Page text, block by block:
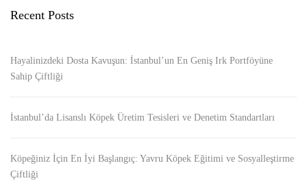
Recent Posts
Hayalinizdeki Dosta Kavuşun: İstanbul’un En Geniş Irk Portföyüne
Sahip Çiftliği
İstanbul’da Lisanslı Köpek Üretim Tesisleri ve Denetim Standartları
Köpeğiniz İçin En İyi Başlangıç: Yavru Köpek Eğitimi ve Sosyalleştirme
Çiftliği